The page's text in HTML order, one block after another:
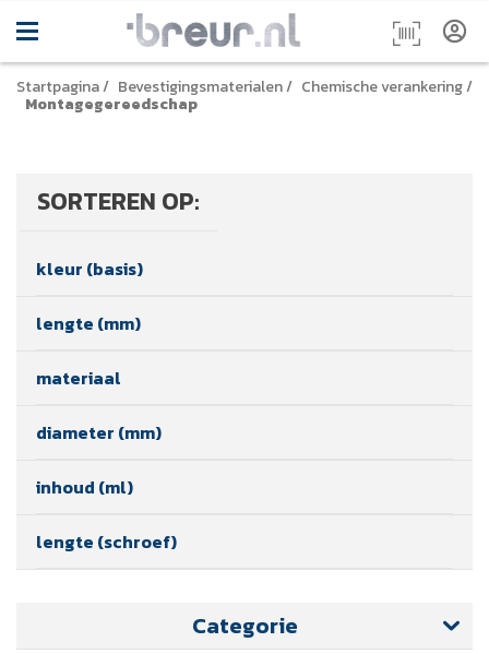
Startpagina/ Bevestigingsmaterialen/ Chemische verankering/
Montagegereedschap
SORTEREN OP:
kleur (basis)
lengte (mm)
materiaal
diameter (mm)
inhoud (ml)
lengte (schroef)
Categorie